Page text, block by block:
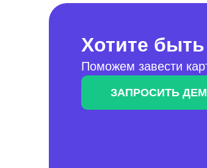
Хотите
Поможем завести
ЗАПРОСИТЬ